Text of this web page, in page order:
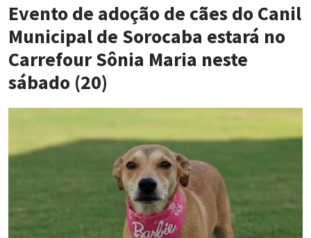
Evento de adoção de cães do Canil
Municipal de Sorocaba estará no
Carrefour Sônia Maria neste
sábado (20)